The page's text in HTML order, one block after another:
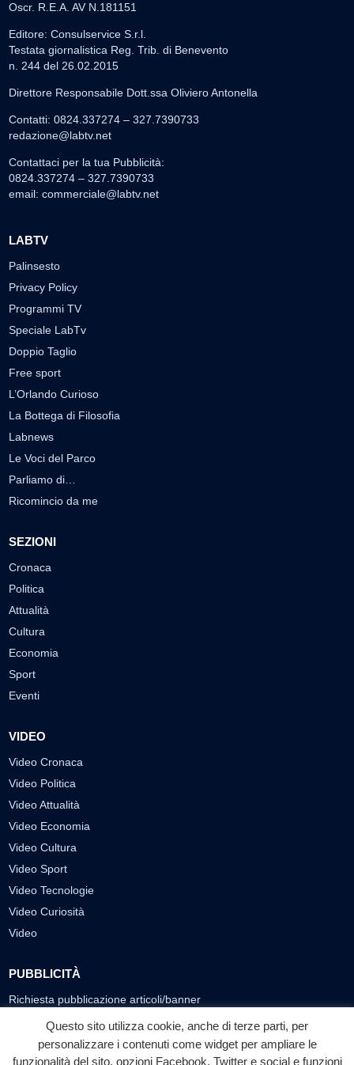
Oscr. R.E.A. AV N.181151
Editore: Consulservice S.r.l.
Testata giornalistica Reg. Trib. di Benevento
n. 244 del 26.02.2015
Direttore Responsabile Dott.ssa Oliviero Antonella
Contatti: 0824.337274 – 327.7390733
redazione@labtv.net
Contattaci per la tua Pubblicità:
0824.337274 – 327.7390733
email: commerciale@labtv.net
LABTV
Palinsesto
Privacy Policy
Programmi TV
Speciale LabTv
Doppio Taglio
Free sport
L’Orlando Curioso
La Bottega di Filosofia
Labnews
Le Voci del Parco
Parliamo di…
Ricomincio da me
SEZIONI
Cronaca
Politica
Attualità
Cultura
Economia
Sport
Eventi
VIDEO
Video Cronaca
Video Politica
Video Attualità
Video Economia
Video Cultura
Video Sport
Video Tecnologie
Video Curiosità
Video
PUBBLICITÀ
Richiesta pubblicazione articoli/banner
SEGUICI SUI SOCIAL
Questo sito utilizza cookie, anche di terze parti, per
personalizzare i contenuti come widget per ampliare le
funzionalità del sito, opzioni Facebook, Twitter e social e funzioni